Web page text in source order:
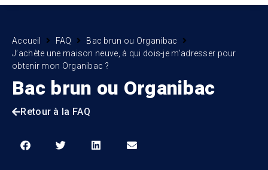
Accueil FAQ
Bac brun ou Organibac
J’achète une maison neuve, à qui dois-je m’adresser pour
obtenir mon Organibac ?
Bac brun ou Organibac
Retour à la FAQ